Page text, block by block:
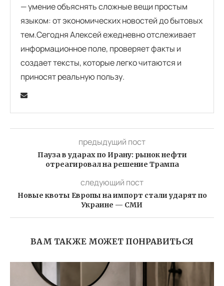
— умение объяснять сложные вещи простым
языком: от экономических новостей до бытовых
тем.Сегодня Алексей ежедневно отслеживает
информационное поле, проверяет факты и
создает тексты, которые легко читаются и
приносят реальную пользу.
предыдущий пост
Пауза в ударах по Ирану: рынок нефти
отреагировал на решение Трампа
следующий пост
Новые квоты Европы на импорт стали ударят по
Украине — СМИ
ВАМ ТАКЖЕ МОЖЕТ ПОНРАВИТЬСЯ